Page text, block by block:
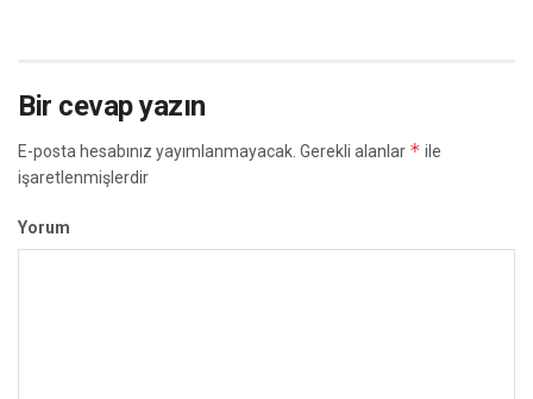
Bir cevap yazın
E-posta hesabınız yayımlanmayacak. Gerekli alanlar * ile
işaretlenmişlerdir
Yorum